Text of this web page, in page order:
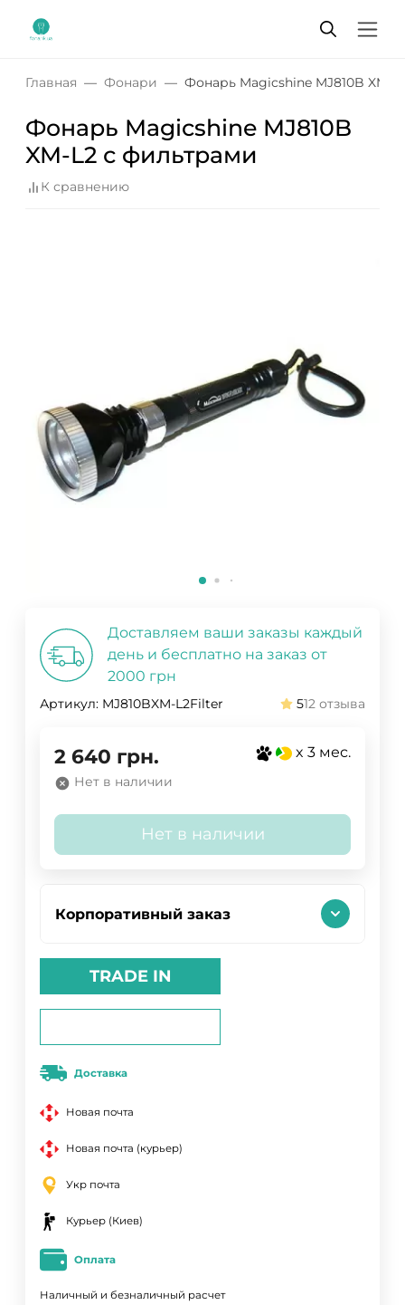
Главная Фонари Фонарь Magicshine MJ810B XM-
Фонарь Magicshine MJ810B
XM-L2 с фильтрами
К сравнению
Доставляем ваши заказы каждый
день и бесплатно на заказ от
2000 грн
Артикул: MJ810BXM-L2Filter 512 отзыва
2 640 грн. x 3 мес.
Нет в наличии
Нет в наличии
Корпоративный заказ
TRADE IN
Доставка
Новая почта
Новая почта (курьер)
Укр почта
Курьер (Киев)
Оплата
Наличный и безналичный расчет